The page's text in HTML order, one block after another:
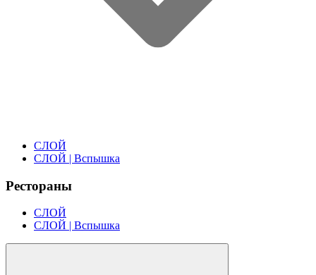
СЛОЙ
СЛОЙ | Вспышка
Рестораны
СЛОЙ
СЛОЙ | Вспышка